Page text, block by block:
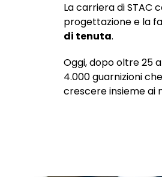
La carriera di STAC
progettazione e la
di tenuta.
Oggi, dopo oltre 25
4.000 guarnizioni
crescere insieme ai